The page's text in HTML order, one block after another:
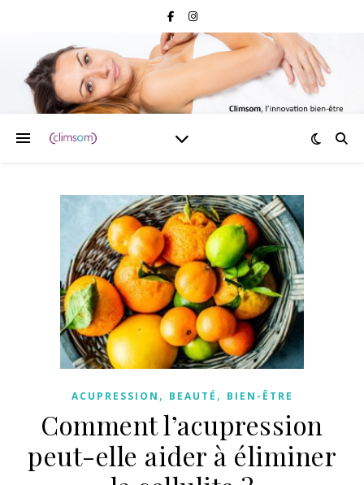
ACUPRESSION , BEAUTÉ , BIEN-ÊTRE
Comment l’acupression
peut-elle aider à éliminer